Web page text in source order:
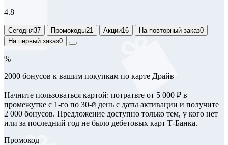
4.8
Сегодня37 Промокоды21 Акции16 На повторный заказ0
На первый заказ0
%
2000 бонусов к вашим покупкам по карте Драйв
Начните пользоваться картой: потратьте от 5 000 ₽ в
промежутке с 1-го по 30‑й день с даты активации и получите
2 000 бонусов. Предложение доступно только тем, у кого нет
или за последний год не было дебетовых карт Т‑Банка.
Промокод